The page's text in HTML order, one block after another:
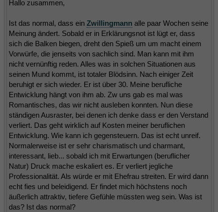
Hallo zusammen,
Ist das normal, dass ein Zwillingmann alle paar Wochen seine
Meinung ändert. Sobald er in Erklärungsnot ist lügt er, dass
sich die Balken biegen, dreht den Spieß um um macht einem
Vorwürfe, die jenseits von sachlich sind. Man kann mit ihm
nicht vernünftig reden. Alles was in solchen Situationen aus
seinen Mund kommt, ist totaler Blödsinn. Nach einiger Zeit
beruhigt er sich wieder. Er ist über 30. Meine berufliche
Entwicklung hängt von ihm ab. Zw uns gab es mal was
Romantisches, das wir nicht ausleben konnten. Nun diese
ständigen Ausraster, bei denen ich denke dass er den Verstand
verliert. Das geht wirklich auf Kosten meiner beruflichen
Entwicklung. Wie kann ich gegensteuern. Das ist echt unreif.
Normalerweise ist er sehr charismatisch und charmant,
interessant, lieb... sobald ich mit Erwartungen (beruflicher
Natur) Druck mache eskaliert es. Er verliert jegliche
Professionalität. Als würde er mit Ehefrau streiten. Er wird dann
echt fies und beleidigend. Er findet mich höchstens noch
äußerlich attraktiv, tiefere Gefühle müssten weg sein. Was ist
das? Ist das normal?